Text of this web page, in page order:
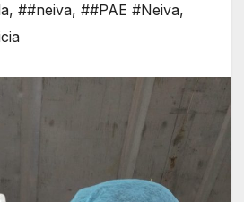
, ##neiva, ##PAE #Neiva,